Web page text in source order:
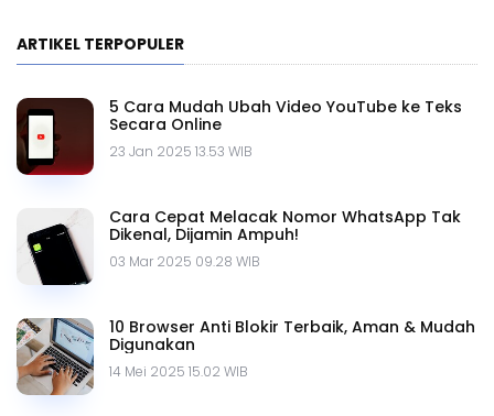
ARTIKEL TERPOPULER
5 Cara Mudah Ubah Video YouTube ke Teks
Secara Online
23 Jan 2025 13.53 WIB
Cara Cepat Melacak Nomor WhatsApp Tak
Dikenal, Dijamin Ampuh!
03 Mar 2025 09.28 WIB
10 Browser Anti Blokir Terbaik, Aman & Mudah
Digunakan
14 Mei 2025 15.02 WIB